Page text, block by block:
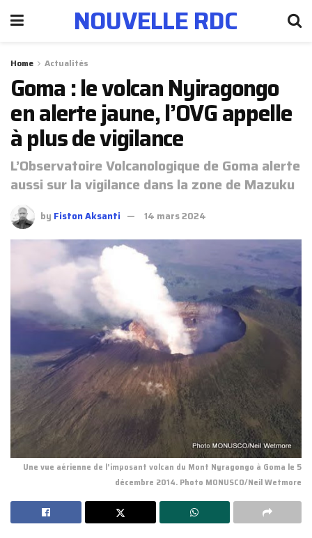
NOUVELLE RDC
Home Actualités
Goma : le volcan Nyiragongo
en alerte jaune, l’OVG appelle
à plus de vigilance
L’Observatoire Volcanologique de Goma alerte
aussi sur la vigilance dans la zone de Mazuku
by Fiston Aksanti 14 mars 2024
Une vue aérienne de l’imposant volcan du Mont Nyragongo à Goma le 5
décembre 2014. Photo MONUSCO/Neil Wetmore